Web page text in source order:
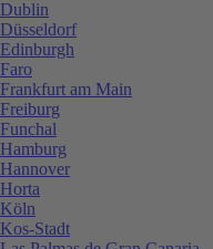
Dublin
Düsseldorf
Edinburgh
Faro
Frankfurt am Main
Freiburg
Funchal
Hamburg
Hannover
Horta
Köln
Kos-Stadt